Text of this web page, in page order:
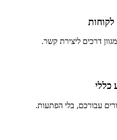
לקוחות
דרכים ליצירת קשר.
כללי
עבורכם, בלי הפתעות.